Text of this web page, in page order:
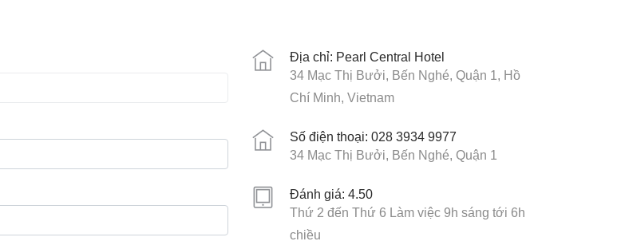
Địa chỉ: Pearl Central Hotel
34 Mạc Thị Bưởi, Bến Nghé, Quận 1, Hồ
Chí Minh, Vietnam
Số điện thoại: 028 3934 9977
34 Mạc Thị Bưởi, Bến Nghé, Quận 1
Đánh giá: 4.50
Thứ 2 đến Thứ 6 Làm việc 9h sáng tới 6h
chiều